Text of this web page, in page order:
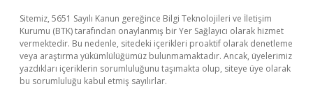
Sitemiz, 5651 Sayılı Kanun gereğince Bilgi Teknolojileri ve İletişim
Kurumu (BTK) tarafından onaylanmış bir Yer Sağlayıcı olarak hizmet
vermektedir. Bu nedenle, sitedeki içerikleri proaktif olarak denetleme
veya araştırma yükümlülüğümüz bulunmamaktadır. Ancak, üyelerimiz
yazdıkları içeriklerin sorumluluğunu taşımakta olup, siteye üye olarak
bu sorumluluğu kabul etmiş sayılırlar.